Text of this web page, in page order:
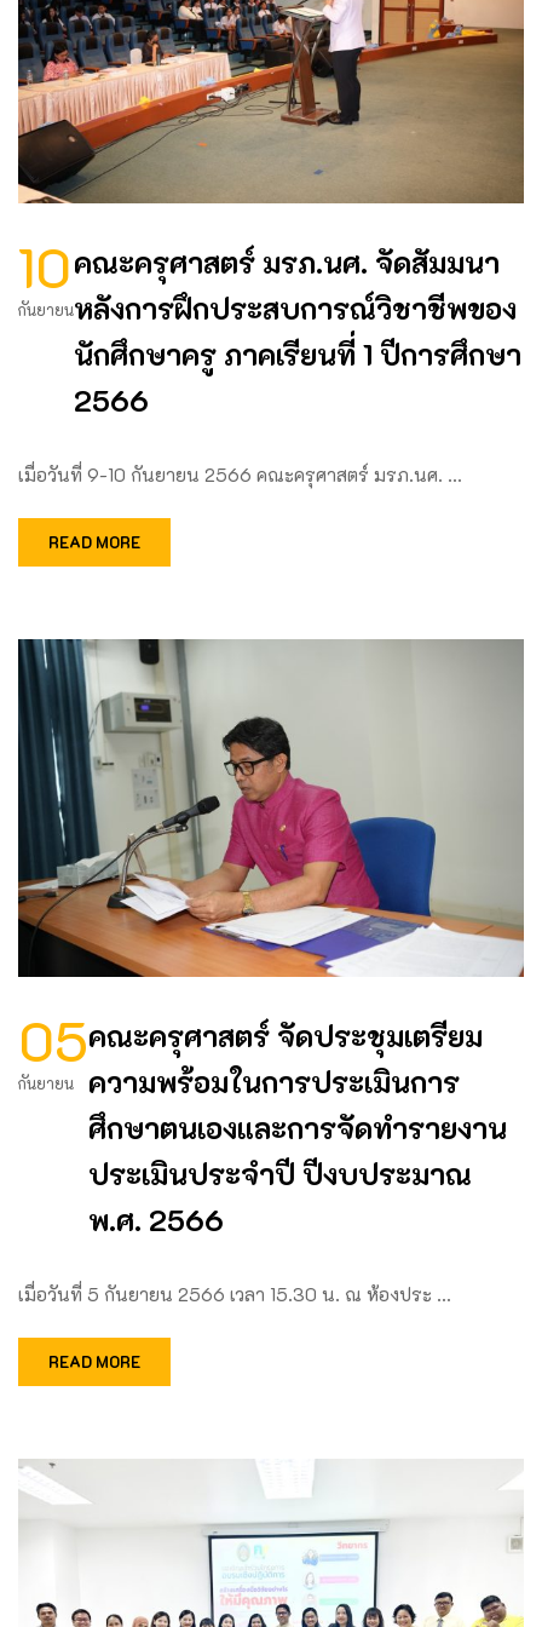
10
กันยายน
คณะครุศาสตร์ มรภ.นศ. จัดสัมมนา
หลังการฝึกประสบการณ์วิชาชีพของ
นักศึกษาครู ภาคเรียนที่ 1 ปีการศึกษา
2566
เมื่อวันที่ 9-10 กันยายน 2566 คณะครุศาสตร์ มรภ.นศ. …
READ MORE
05
กันยายน
คณะครุศาสตร์ จัดประชุมเตรียม
ความพร้อมในการประเมินการ
ศึกษาตนเองและการจัดทำรายงาน
ประเมินประจำปี ปีงบประมาณ
พ.ศ. 2566
เมื่อวันที่ 5 กันยายน 2566 เวลา 15.30 น. ณ ห้องประ …
READ MORE